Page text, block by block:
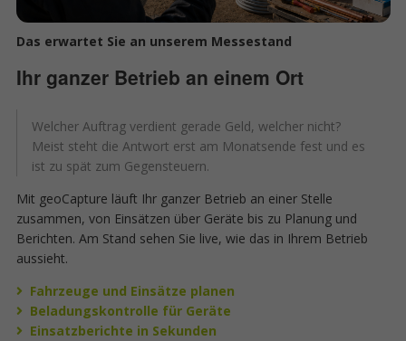
Das erwartet Sie an unserem Messestand
Ihr ganzer Betrieb an einem Ort
Welcher Auftrag verdient gerade Geld, welcher nicht?
Meist steht die Antwort erst am Monatsende fest und es
ist zu spät zum Gegensteuern.
Mit geoCapture läuft Ihr ganzer Betrieb an einer Stelle
zusammen, von Einsätzen über Geräte bis zu Planung und
Berichten. Am Stand sehen Sie live, wie das in Ihrem Betrieb
aussieht.
Fahrzeuge und Einsätze planen
Beladungskontrolle für Geräte
Einsatzberichte in Sekunden